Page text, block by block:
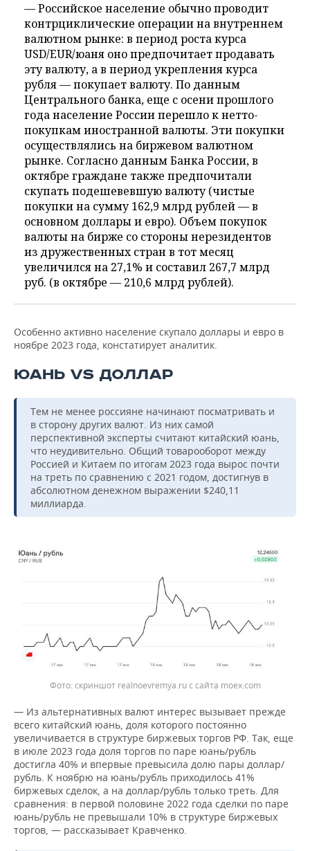
— Российское население обычно проводит
контрциклические операции на внутреннем
валютном рынке: в период роста курса
USD/EUR/юаня оно предпочитает продавать
эту валюту, а в период укрепления курса
рубля — покупает валюту. По данным
Центрального банка, еще с осени прошлого
года население России перешло к нетто-
покупкам иностранной валюты. Эти покупки
осуществлялись на биржевом валютном
рынке. Согласно данным Банка России, в
октябре граждане также предпочитали
скупать подешевевшую валюту (чистые
покупки на сумму 162,9 млрд рублей — в
основном доллары и евро). Объем покупок
валюты на бирже со стороны нерезидентов
из дружественных стран в тот месяц
увеличился на 27,1% и составил 267,7 млрд
руб. (в октябре — 210,6 млрд рублей).
Особенно активно население скупало доллары и евро в
ноябре 2023 года, констатирует аналитик.
ЮАНЬ VS ДОЛЛАР
Тем не менее россияне начинают посматривать и
в сторону других валют. Из них самой
перспективной эксперты считают китайский юань,
что неудивительно. Общий товарооборот между
Россией и Китаем по итогам 2023 года вырос почти
на треть по сравнению с 2021 годом, достигнув в
абсолютном денежном выражении $240,11
миллиарда.
скриншот realnoevremya.ru с сайта moex.com
— Из альтернативных валют интерес вызывает прежде
всего китайский юань, доля которого постоянно
увеличивается в структуре биржевых торгов РФ. Так, еще
в июле 2023 года доля торгов по паре юань/рубль
достигла 40% и впервые превысила долю пары доллар/
рубль. К ноябрю на юань/рубль приходилось 41%
биржевых сделок, а на доллар/рубль только треть. Для
сравнения: в первой половине 2022 года сделки по паре
юань/рубль не превышали 10% в структуре биржевых
торгов, — рассказывает Кравченко.